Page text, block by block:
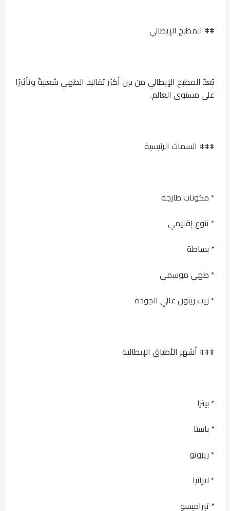
## المطبخ الإيطالي
يُعدّ المطبخ الإيطالي من بين أكثر تقاليد الطهي شعبيةً وتأثيرًا
على مستوى العالم.
### السمات الرئيسية
* مكونات طازجة
* تنوع إقليمي
* بساطة
* طهي موسمي
* زيت زيتون عالي الجودة
### أشهر الأطباق الإيطالية
* بيتزا
* باستا
* ريزوتو
* لازانيا
* تيراميسو